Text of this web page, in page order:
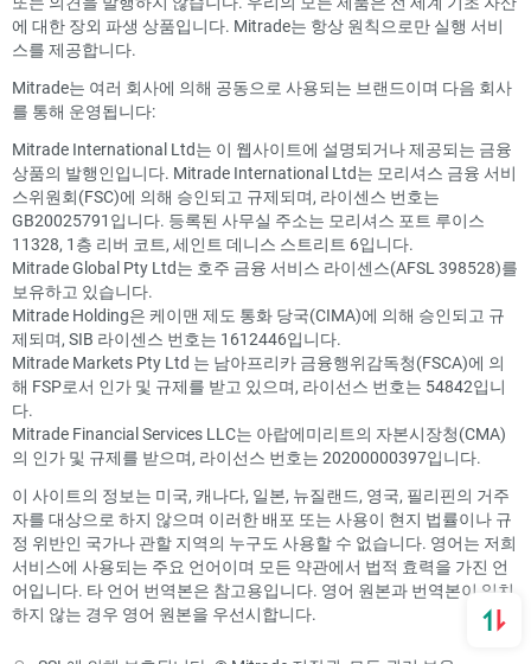
에 대한 장외 파생 상품입니다. Mitrade는 항상 원칙으로만 실행 서비
스를 제공합니다.
Mitrade는 여러 회사에 의해 공동으로 사용되는 브랜드이며 다음 회사
를 통해 운영됩니다:
Mitrade International Ltd는 이 웹사이트에 설명되거나 제공되는 금융
상품의 발행인입니다. Mitrade International Ltd는 모리셔스 금융 서비
스위원회(FSC)에 의해 승인되고 규제되며, 라이센스 번호는
GB20025791입니다. 등록된 사무실 주소는 모리셔스 포트 루이스
11328, 1층 리버 코트, 세인트 데니스 스트리트 6입니다.
Mitrade Global Pty Ltd는 호주 금융 서비스 라이센스(AFSL 398528)를
보유하고 있습니다.
Mitrade Holding은 케이맨 제도 통화 당국(CIMA)에 의해 승인되고 규
제되며, SIB 라이센스 번호는 1612446입니다.
Mitrade Markets Pty Ltd 는 남아프리카 금융행위감독청(FSCA)에 의
해 FSP로서 인가 및 규제를 받고 있으며, 라이선스 번호는 54842입니
다.
Mitrade Financial Services LLC는 아랍에미리트의 자본시장청(CMA)
의 인가 및 규제를 받으며, 라이선스 번호는 20200000397입니다.
이 사이트의 정보는 미국, 캐나다, 일본, 뉴질랜드, 영국, 필리핀의 거주
자를 대상으로 하지 않으며 이러한 배포 또는 사용이 현지 법률이나 규
정 위반인 국가나 관할 지역의 누구도 사용할 수 없습니다. 영어는 저희
서비스에 사용되는 주요 언어이며 모든 약관에서 법적 효력을 가진 언
어입니다. 타 언어 번역본은 참고용입니다. 영어 원본과 번역본이 일치
하지 않는 경우 영어 원본을 우선시합니다.